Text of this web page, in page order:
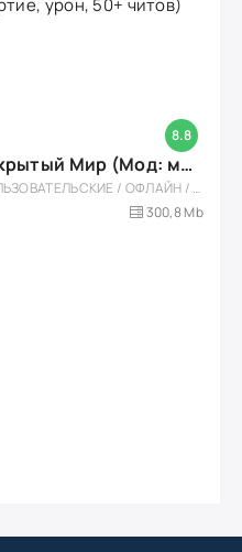
8.8
Toilet Fight Открытый Мир (Мод: много чипов, денег, все открыто, бессмертие, урон, 50+ читов)
АРКАДЫ / ОДНОПОЛЬЗОВАТЕЛЬСКИЕ / ОФЛАЙН / МОД / РОЛЕВЫЕ / ШУТЕРЫ / ОТКРЫТЫЙ МИР / ВСТРОЕННЫЙ КЕШ / 3D / ЭКШЕНЫ / ТУАЛЕТНЫЕ ВОЙНЫ / ДЛЯ ДЕТЕЙ
300,8 Mb